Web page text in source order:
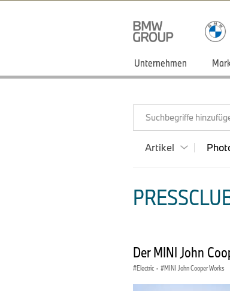
Unternehmen
Suchbegriffe
Artikel
Der MINI John
Electric · MINI John Cooper Works